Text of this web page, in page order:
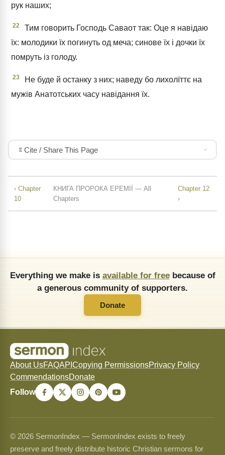
рук наших;
22
Тим говорить Господь Саваот так: Оце я навідаю
їх: молодики їх погинуть од меча; синове їх і дочки їх
помруть із голоду.
23
Не буде й останку з них; наведу бо лихолїттє на
мужів Анатотських часу навідання їх.
Cite / Share This Page
‹ Chapter
10
КНИГА ПРОРОКА ЕРЕМІЇ — All
Chapters
Chapter 12
›
Everything we make is available for freebecause of
a generous community of supporters.
Donate
About UsFAQAPI Copying PermissionsPrivacy Policy
CommendationsDonate
Follow
© 2026 SermonIndex — SermonIndex exists to freely
preserve and freely distribute historic Christian sermons for